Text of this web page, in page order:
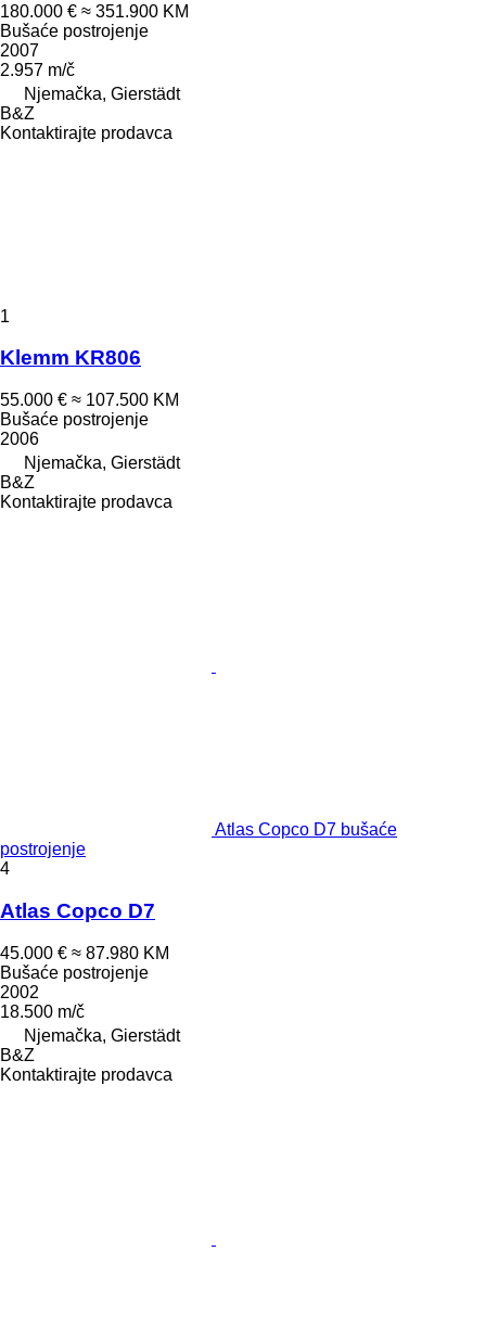
180.000 € ≈ 351.900 KM
Bušaće postrojenje
2007
2.957 m/č
Njemačka, Gierstädt
B&Z
Kontaktirajte prodavca
1
Klemm KR806
55.000 € ≈ 107.500 KM
Bušaće postrojenje
2006
Njemačka, Gierstädt
B&Z
Kontaktirajte prodavca
Atlas Copco D7 bušaće
postrojenje
4
Atlas Copco D7
45.000 € ≈ 87.980 KM
Bušaće postrojenje
2002
18.500 m/č
Njemačka, Gierstädt
B&Z
Kontaktirajte prodavca